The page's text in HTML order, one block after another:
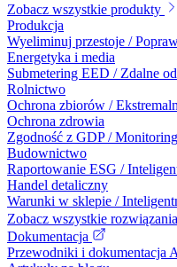
Zobacz wszystkie produkty
Produkcja
Wyeliminuj przestoje /
Energetyka i media
Submetering EED / Zdalne
Rolnictwo
Ochrona zbiorów /
Ochrona zdrowia
Zgodność z GDP / Monitoring
Budownictwo
Raportowanie ESG /
Handel detaliczny
Warunki w sklepie /
Zobacz wszystkie rozwiązania
Dokumentacja
Przewodniki i dokumentacja